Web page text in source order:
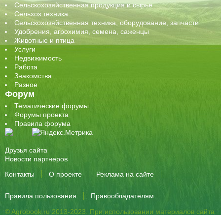
Сельскохозяйственная продукция и сырье
Сельхоз техника
Сельскохозяйственная техника, оборудование, запчасти
Удобрения, агрохимия, семена, саженцы
Животные и птица
Услуги
Недвижимость
Работа
Знакомства
Разное
Форум
Тематические форумы
Форумы проекта
Правила форума
Друзья сайта
Новости партнеров
Контакты
О проекте Реклама на сайте
Правила пользования
Правообладателям
© Agrobook.ru 2013-2023. При использовании материалов сайта